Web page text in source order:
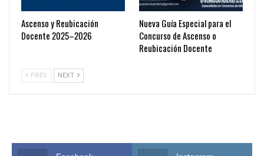
Ascenso y Reubicación
Docente 2025–2026
Nueva Guía Especial para el
Concurso de Ascenso o
Reubicación Docente
PREV NEXT